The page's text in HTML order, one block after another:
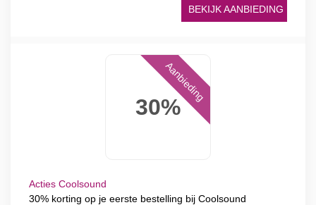
BEKIJK AANBIEDING
30%
Aanbieding
Acties Coolsound
30% korting op je eerste bestelling bij Coolsound